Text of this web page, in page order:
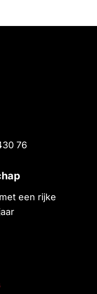
76
een rijke